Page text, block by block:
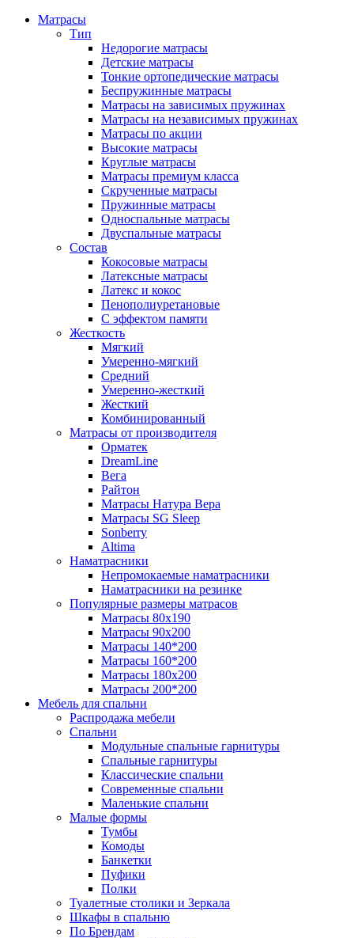
Матрасы
Тип
Недорогие матрасы
Детские матрасы
Тонкие ортопедические матрасы
Беспружинные матрасы
Матрасы на зависимых пружинах
Матрасы на независимых пружинах
Матрасы по акции
Высокие матрасы
Круглые матрасы
Матрасы премиум класса
Скрученные матрасы
Пружинные матрасы
Односпальные матрасы
Двуспальные матрасы
Состав
Кокосовые матрасы
Латексные матрасы
Латекс и кокос
Пенополиуретановые
С эффектом памяти
Жесткость
Мягкий
Умеренно-мягкий
Средний
Умеренно-жесткий
Жесткий
Комбинированный
Матрасы от производителя
Орматек
DreamLine
Вега
Райтон
Матрасы Натура Вера
Матрасы SG Sleep
Sonberry
Altima
Наматрасники
Непромокаемые наматрасники
Наматрасники на резинке
Популярные размеры матрасов
Матрасы 80x190
Матрасы 90x200
Матрасы 140*200
Матрасы 160*200
Матрасы 180x200
Матрасы 200*200
Мебель для спальни
Распродажа мебели
Спальни
Модульные спальные гарнитуры
Спальные гарнитуры
Классические спальни
Современные спальни
Маленькие спальни
Малые формы
Тумбы
Комоды
Банкетки
Пуфики
Полки
Туалетные столики и Зеркала
Шкафы в спальню
По Брендам